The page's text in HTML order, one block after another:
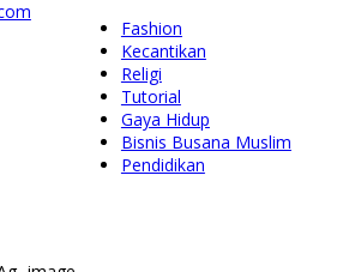
Fashion
Kecantikan
Religi
Tutorial
Gaya Hidup
Bisnis Busana Muslim
Pendidikan